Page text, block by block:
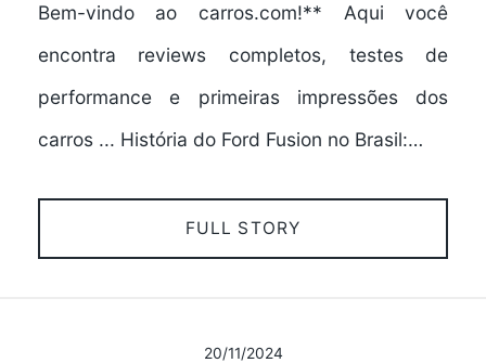
Bem-vindo ao carros.com!** Aqui você
encontra reviews completos, testes de
performance e primeiras impressões dos
carros ... História do Ford Fusion no Brasil:…
FULL STORY
20/11/2024